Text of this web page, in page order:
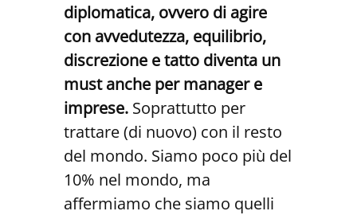
diplomatica, ovvero di agire
con avvedutezza, equilibrio,
discrezione e tatto diventa un
must anche per manager e
imprese. Soprattutto per
trattare (di nuovo) con il resto
del mondo. Siamo poco più del
10% nel mondo, ma
affermiamo che siamo quelli